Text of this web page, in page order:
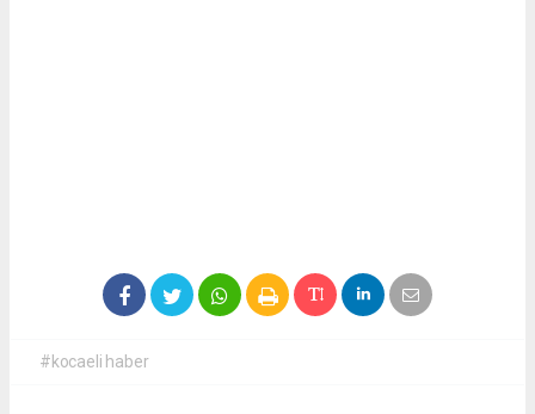
#kocaeli haber